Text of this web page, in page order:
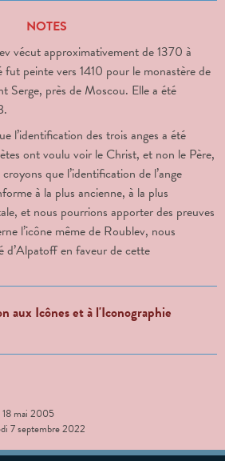
NOTES
vécut approximativement de 1370 à
fut peinte vers 1410 pour le monastère de
Serge, près de Moscou. Elle a été
l’identification des trois anges a été
ont voulu voir le Christ, et non le Père,
que l’identification de l’ange
à la plus ancienne, à la plus
et nous pourrions apporter des preuves
l’icône même de Roublev, nous
d’Alpatoff en faveur de cette
aux Icônes et à l'Iconographie
mai 2005
7 septembre 2022